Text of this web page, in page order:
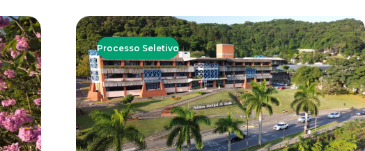
Processo Seletivo